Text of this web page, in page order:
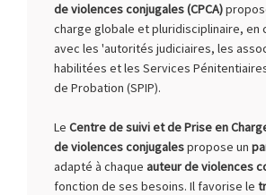
de violences conjugales (CPCA)
charge globale et pluridisciplinaire, en
avec les 'autorités judiciaires, les
habilitées et les Services
de Probation (SPIP).
Le Centre de suivi et de Prise en
de violences conjugalespropose un
adapté à chaque auteur de violences
fonction de ses besoins. Il favorise le